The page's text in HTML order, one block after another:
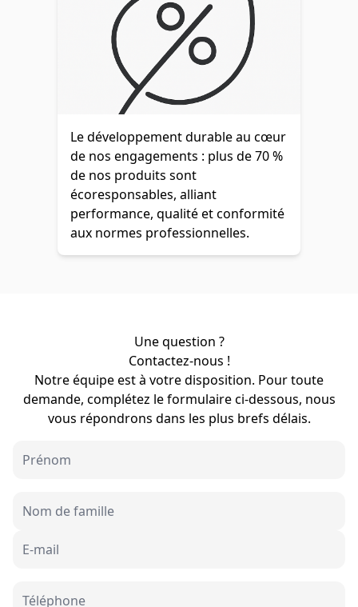
Le développement durable au cœur
de nos engagements : plus de 70 %
de nos produits sont
écoresponsables, alliant
performance, qualité et conformité
aux normes professionnelles.
Une question ?
Contactez-nous !
Notre équipe est à votre disposition. Pour toute
demande, complétez le formulaire ci-dessous, nous
vous répondrons dans les plus brefs délais.